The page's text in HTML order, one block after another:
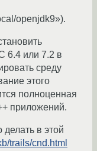
openjdk9»).
6.4 или 7.2 в
среду
этого
полноценная
приложений.
делать в этой
trails/cnd.html